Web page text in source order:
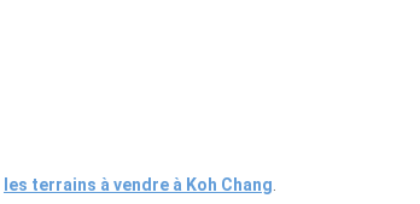
les terrains à vendre à Koh Chang